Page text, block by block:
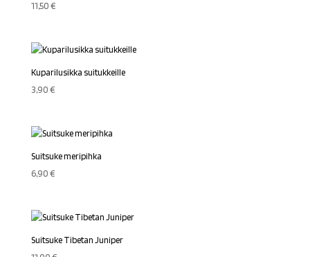
11,50€
Kuparilusikka suitukkeille
3,90€
Suitsuke meripihka
6,90€
Suitsuke Tibetan Juniper